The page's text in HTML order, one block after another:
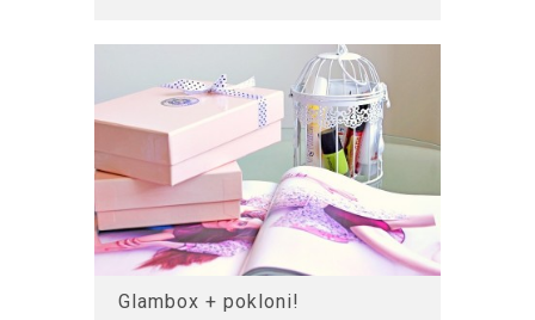
Glambox + pokloni!